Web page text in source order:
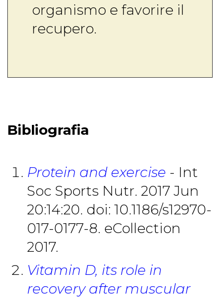
organismo e favorire il
recupero.
Bibliografia
Protein and exercise - Int
Soc Sports Nutr. 2017 Jun
20:14:20. doi: 10.1186/s12970-
017-0177-8. eCollection
2017.
Vitamin D, its role in
recovery after muscular